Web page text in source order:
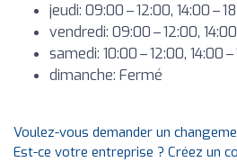
jeudi: 09:00 – 12:00, 14:00 –
vendredi: 09:00 – 12:00,
samedi: 10:00 – 12:00, 14:00 –
dimanche: Fermé
Voulez-vous demander un
Est-ce votre entreprise ? Créez un